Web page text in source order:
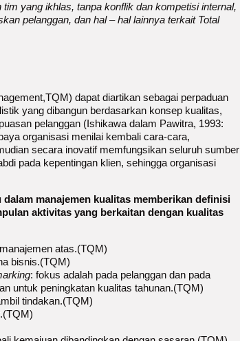
yang ikhlas, tanpa konflik dan kompetisi internal,
pelanggan, dan hal – hal lainnya terkait Total
dapat diartikan sebagai perpaduan
yang dibangun berdasarkan konsep kualitas,
pelanggan (Ishikawa dalam Pawitra, 1993:
organisasi menilai kembali cara-cara,
secara inovatif memfungsikan seluruh sumber
pada kepentingan klien, sehingga organisasi
manajemen kualitas memberikan definisi
aktivitas yang berkaitan dengan kualitas
atas.(TQM)
bisnis.(TQM)
: fokus adalah pada pelanggan dan pada
untuk peningkatan kualitas tahunan.(TQM)
tindakan.(TQM)